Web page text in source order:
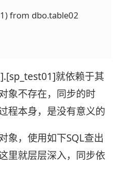
from dbo.table02
就依赖于其
象不存在，同步的时
程本身，是没有意义的
象，使用如下SQL查出
里就层层深入，同步依